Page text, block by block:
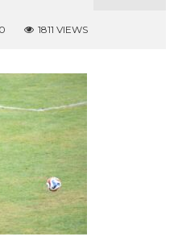
0 1811 VIEWS